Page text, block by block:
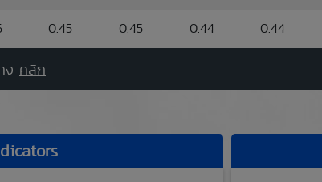
0.45 0.45 0.44 0.44
ง คลิก